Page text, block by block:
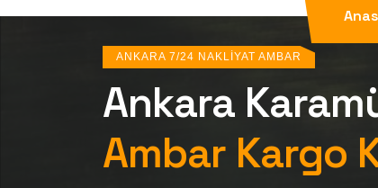
ANKARA 7/24 NAKLIYAT AMBAR
Ankara
Ambar Kargo